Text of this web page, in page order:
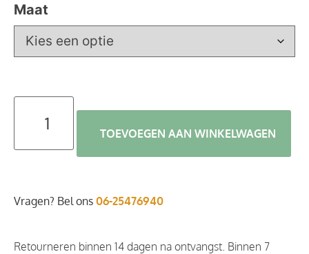
Maat
TOEVOEGEN AAN WINKELWAGEN
Vragen? Bel ons 06-25476940
Retourneren binnen 14 dagen na ontvangst. Binnen 7